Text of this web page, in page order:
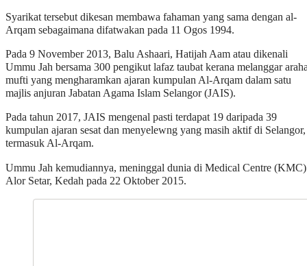
Syarikat tersebut dikesan membawa fahaman yang sama dengan al-
Arqam sebagaimana difatwakan pada 11 Ogos 1994.
Pada 9 November 2013, Balu Ashaari, Hatijah Aam atau dikenali
Ummu Jah bersama 300 pengikut lafaz taubat kerana melanggar
mufti yang mengharamkan ajaran kumpulan Al-Arqam dalam satu
majlis anjuran Jabatan Agama Islam Selangor (JAIS).
Pada tahun 2017, JAIS mengenal pasti terdapat 19 daripada 39
kumpulan ajaran sesat dan menyelewng yang masih aktif di Selangor,
termasuk Al-Arqam.
Ummu Jah kemudiannya, meninggal dunia di Medical Centre
Alor Setar, Kedah pada 22 Oktober 2015.